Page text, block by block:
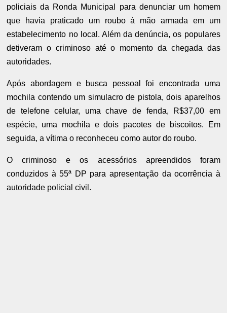
policiais da Ronda Municipal para denunciar um homem
que havia praticado um roubo à mão armada em um
estabelecimento no local. Além da denúncia, os populares
detiveram o criminoso até o momento da chegada das
autoridades.
Após abordagem e busca pessoal foi encontrada uma
mochila contendo um simulacro de pistola, dois aparelhos
de telefone celular, uma chave de fenda, R$37,00 em
espécie, uma mochila e dois pacotes de biscoitos. Em
seguida, a vítima o reconheceu como autor do roubo.
O criminoso e os acessórios apreendidos foram
conduzidos à 55ª DP para apresentação da ocorrência à
autoridade policial civil.